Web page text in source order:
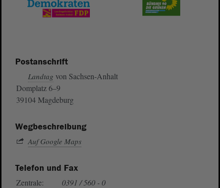
Postanschrift
Landtag von Sachsen-Anhalt
Domplatz 6–9
39104 Magdeburg
Wegbeschreibung
Auf Google Maps
Telefon und Fax
Zentrale:
0391 / 560 - 0